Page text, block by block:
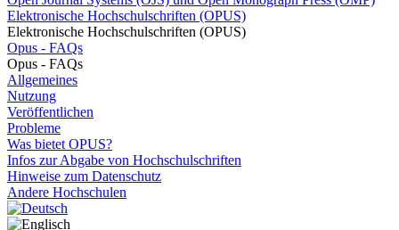
Elektronische Hochschulschriften (OPUS)
Elektronische Hochschulschriften (OPUS)
Opus - FAQs
Opus - FAQs
Allgemeines
Nutzung
Veröffentlichen
Probleme
Was bietet OPUS?
Infos zur Abgabe von Hochschulschriften
Hinweise zum Datenschutz
Andere Hochschulen